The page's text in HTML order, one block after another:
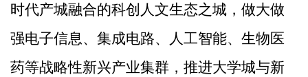
时代产城融合的科创人文生态之城，做大做
强电子信息、集成电路、人工智能、生物医
药等战略性新兴产业集群，推进大学城与新